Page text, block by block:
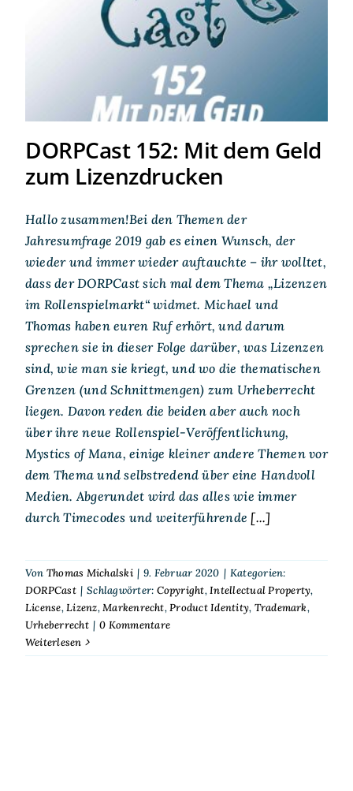
DORPCast 152: Mit dem Geld
zum Lizenzdrucken
DORPCast 152: Mit dem Geld
zum Lizenzdrucken
Hallo zusammen!Bei den Themen der
Jahresumfrage 2019 gab es einen Wunsch, der
wieder und immer wieder auftauchte – ihr wolltet,
dass der DORPCast sich mal dem Thema „Lizenzen
im Rollenspielmarkt“ widmet. Michael und
Thomas haben euren Ruf erhört, und darum
sprechen sie in dieser Folge darüber, was Lizenzen
sind, wie man sie kriegt, und wo die thematischen
Grenzen (und Schnittmengen) zum Urheberrecht
liegen. Davon reden die beiden aber auch noch
über ihre neue Rollenspiel-Veröffentlichung,
Mystics of Mana, einige kleiner andere Themen vor
dem Thema und selbstredend über eine Handvoll
Medien. Abgerundet wird das alles wie immer
durch Timecodes und weiterführende [...]
Von Thomas Michalski | 9. Februar 2020 | Kategorien:
DORPCast | Schlagwörter: Copyright,Intellectual Property,
License,Lizenz,Markenrecht,Product Identity, Trademark,
Urheberrecht | 0 Kommentare
Weiterlesen